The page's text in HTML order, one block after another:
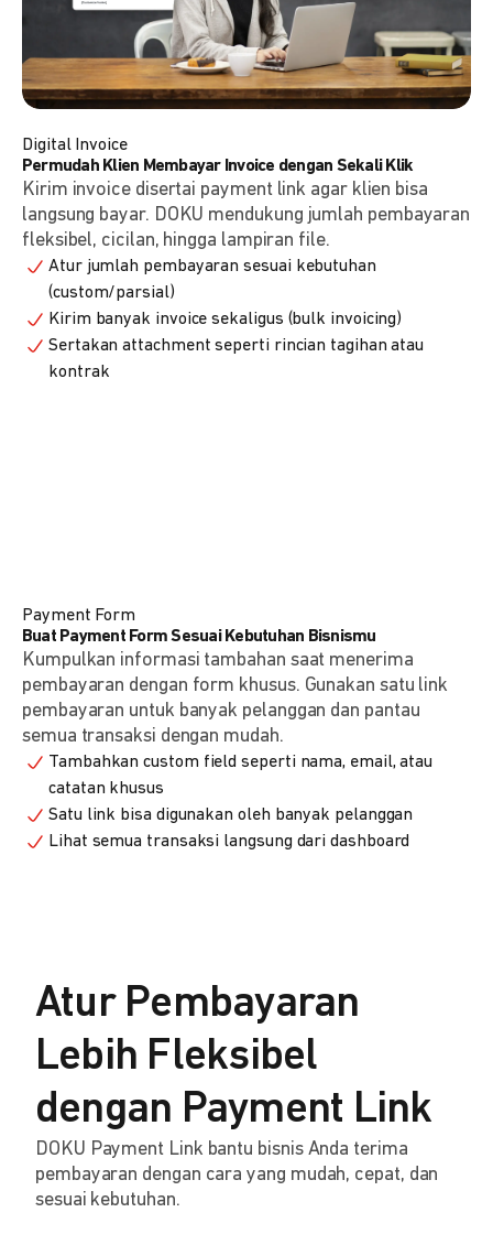
Digital Invoice
Permudah Klien Membayar Invoice dengan Sekali Klik
Kirim invoice disertai payment link agar klien bisa
langsung bayar. DOKU mendukung jumlah pembayaran
fleksibel, cicilan, hingga lampiran file.
Atur jumlah pembayaran sesuai kebutuhan
(custom/parsial)
Kirim banyak invoice sekaligus (bulk invoicing)
Sertakan attachment seperti rincian tagihan atau
kontrak
Payment Form
Buat Payment Form Sesuai Kebutuhan Bisnismu
Kumpulkan informasi tambahan saat menerima
pembayaran dengan form khusus. Gunakan satu link
pembayaran untuk banyak pelanggan dan pantau
semua transaksi dengan mudah.
Tambahkan custom field seperti nama, email, atau
catatan khusus
Satu link bisa digunakan oleh banyak pelanggan
Lihat semua transaksi langsung dari dashboard
Atur Pembayaran
Lebih Fleksibel
dengan Payment Link
DOKU Payment Link bantu bisnis Anda terima
pembayaran dengan cara yang mudah, cepat, dan
sesuai kebutuhan.